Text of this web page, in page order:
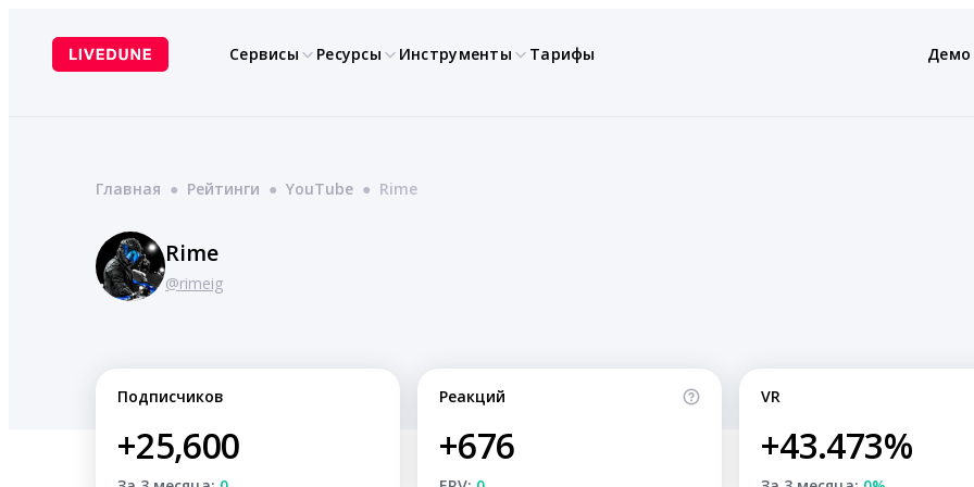
содержимому
Сервисы Ресурсы Инструменты Тарифы Демо
Главная ● Рейтинги ● YouTube ● Rime
Rime
@rimeig
Подписчиков
+25,600
Реакций
+676
VR
+43.473%